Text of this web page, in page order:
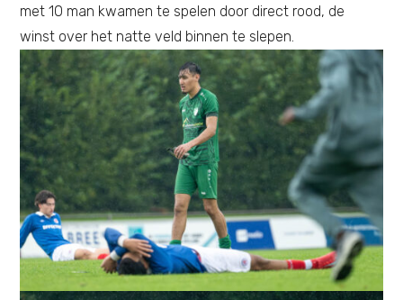
met 10 man kwamen te spelen door direct rood, de
winst over het natte veld binnen te slepen.